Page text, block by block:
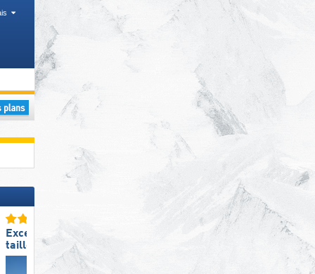
Excellente
taille de domaine skiable
Excellente